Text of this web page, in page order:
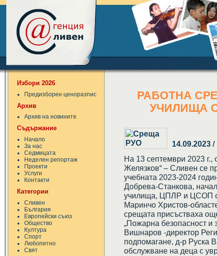
Избори 2026
Предизборен ценоразпис
Архив
Архив на новините
Съдържание
Начало
За нас
Седмицата
Неделен репортаж
Проекти
Услуги
Контакти
Категории
Сливен
България
Европейски съюз
Общество
Култура
Спорт
Любопитно
Свят
РАБОТНА
УЧИЛИЩА
14.09.2023 /
На 13 септември 2023 г.,
Желязков“ – Сливен се
учебната 2023-2024
Добрева-Станкова,
училища, ЦПЛР и ЦСОП от
Маринчо Христов-
срещата присъстваха
„Пожарна безопасност и
Вишнаров -директор
подпомагане, д-р Руска
обслужване на деца с